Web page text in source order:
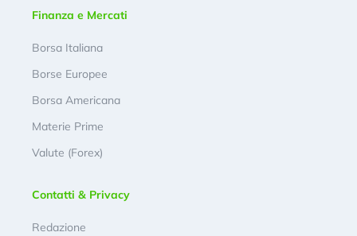
Finanza e Mercati
Borsa Italiana
Borse Europee
Borsa Americana
Materie Prime
Valute (Forex)
Contatti & Privacy
Redazione